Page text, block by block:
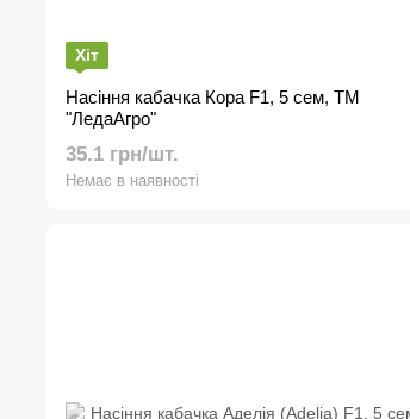
Хіт
Насіння кабачка Кора F1, 5 сем, ТМ
"ЛедаАгро"
35.1 грн/шт.
Немає в наявності